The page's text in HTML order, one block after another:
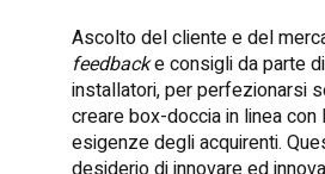
Ascolto del cliente e del
feedbacke consigli da parte
installatori, per perfezionarsi
creare box-doccia in linea
esigenze degli acquirenti.